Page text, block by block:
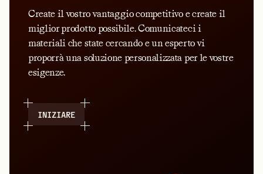
Create il vostro vantaggio competitivo e create il
miglior prodotto possibile. Comunicateci i
materiali che state cercando e un esperto vi
proporrà una soluzione personalizzata per le vostre
esigenze.
INIZIARE